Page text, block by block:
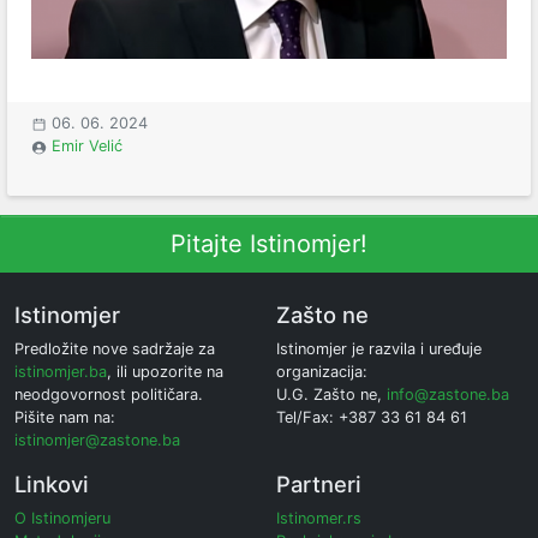
06. 06. 2024
Emir Velić
Pitajte Istinomjer!
Istinomjer
Predložite nove sadržaje za
istinomjer.ba, ili upozorite na
neodgovornost političara.
Pišite nam na:
istinomjer@zastone.ba
Zašto ne
Istinomjer je razvila i uređuje
organizacija:
U.G. Zašto ne, info@zastone.ba
Tel/Fax: +387 33 61 84 61
Linkovi
O Istinomjeru
Partneri
Istinomer.rs